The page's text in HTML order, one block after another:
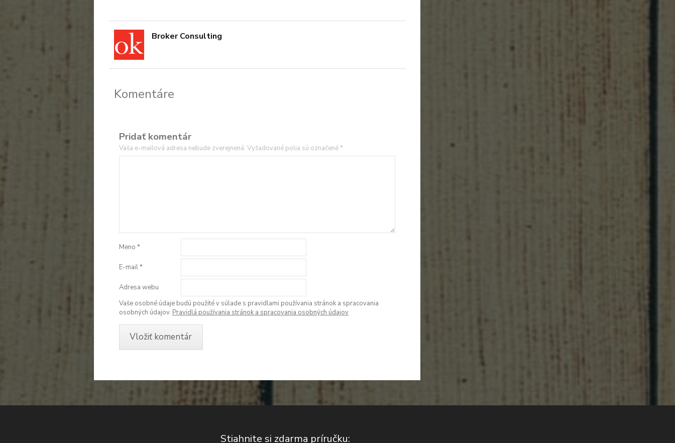
Broker Consulting
Komentáre
Pridať komentár
Vaša e-mailová adresa nebude zverejnená. Vyžadované polia sú označené*
Meno *
E-mail*
Adresa webu
Vaše osobné údaje budú použité v súlade s pravidlami používania stránok a spracovania
osobných údajov. Pravidlá používania stránok a spracovania osobných údajov
Stiahnite si zdarma príručku: